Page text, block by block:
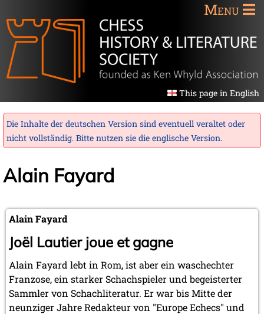
Menu
This page in English
Die Inhalte der deutschen Version sind eventuell veraltet oder
nicht vollständig. Bitte nutzen sie die englische Version.
Alain Fayard
Alain Fayard
Joël Lautier joue et gagne
Alain Fayard lebt in Rom, ist aber ein waschechter
Franzose, ein starker Schachspieler und begeisterter
Sammler von Schachliteratur. Er war bis Mitte der
neunziger Jahre Redakteur von "Europe Echecs" und